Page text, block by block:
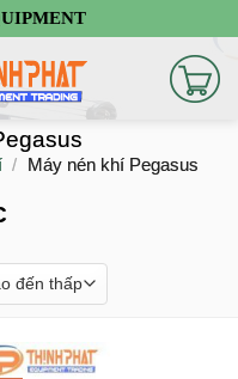
/ Máy nén khí Pegasus